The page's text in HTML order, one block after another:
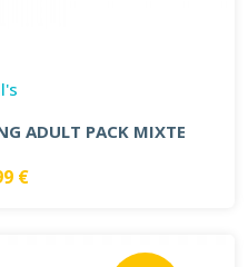
ADULT PACK MIXTE
€